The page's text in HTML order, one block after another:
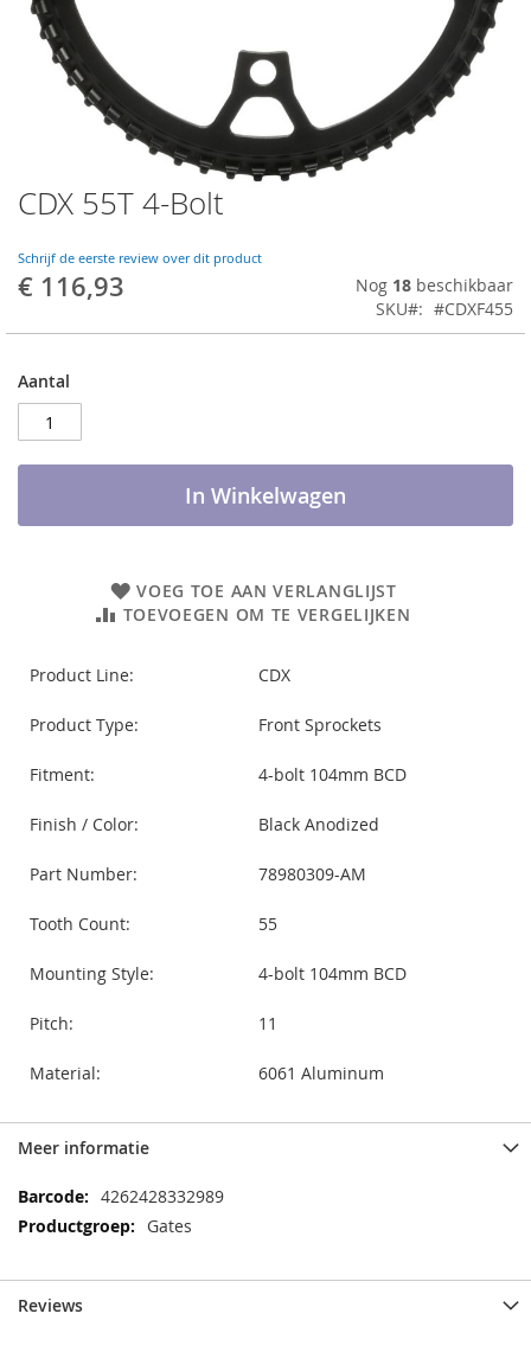
CDX 55T 4-Bolt
Schrijf de eerste review over dit product
€ 116,93 Nog 18 beschikbaar
SKU
#CDXF455
Aantal
In Winkelwagen
VOEG TOE AAN VERLANGLIJST
TOEVOEGEN OM TE VERGELIJKEN
Product Line: CDX
Product Type: Front Sprockets
Fitment: 4-bolt 104mm BCD
Finish / Color: Black Anodized
Part Number: 78980309-AM
Tooth Count: 55
Mounting Style: 4-bolt 104mm BCD
Pitch: 11
Material: 6061 Aluminum
Ga
naar
begin
van
afbeeldingen-
Meer informatie
Meer
informatie
4262428332989
Gates
Reviews